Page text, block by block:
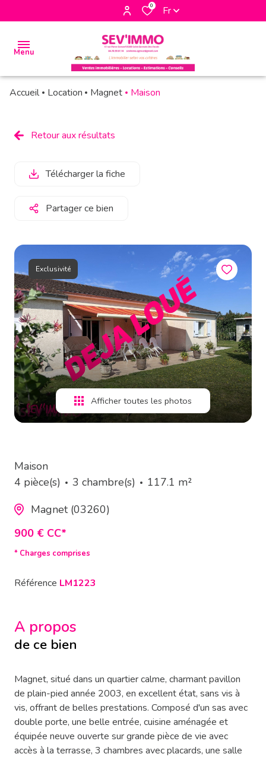
0 Fr
Menu
biens
à la
biens
vendus
estimation
alerte
e-
mail
contact
Accueil Location Magnet Maison
Retour aux résultats
Télécharger la fiche
Partager ce bien
Exclusivité
Afficher toutes les photos
Maison
4 pièce(s)
3 chambre(s)
117.1 m²
Magnet (03260)
900 € CC*
* Charges comprises
Référence LM1223
A propos
de ce bien
Magnet, situé dans un quartier calme, charmant pavillon
de plain-pied année 2003, en excellent état, sans vis à
vis, offrant de belles prestations. Composé d'un sas avec
double porte, une belle entrée, cuisine aménagée et
équipée neuve ouverte sur grande pièce de vie avec
accès à la terrasse, 3 chambres avec placards, une salle